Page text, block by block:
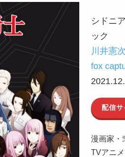
シドニ
ック
川井憲次
fox
配信サ
漫画家・
TVアニ